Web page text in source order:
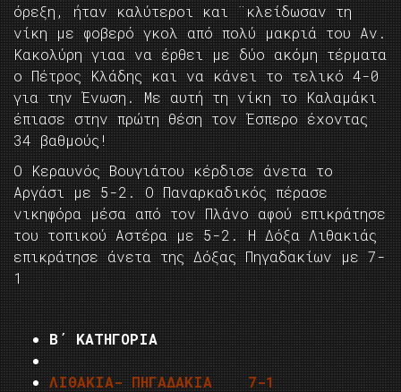
όρεξη, ήταν καλύτεροι και ¨κλείδωσαν τη
νίκη με φοβερό γκολ από πολύ μακριά του Αν.
Κακολύρη γιαα να έρθει με δύο ακόμη τέρματα
ο Πέτρος Κλάδης και να κάνει το τελικό 4-0
για την Ένωση. Με αυτή τη νίκη το Καλαμάκι
έπιασε στην πρώτη θέση τον Έσπερο έχοντας
34 βαθμούς!
Ο Κεραυνός Βουγιάτου κέρδισε άνετα το
Αργάσι με 5-2. Ο Παναρκαδικός πέρασε
νικηφόρα μέσα από τον Πλάνο αφού επικράτησε
του τοπικού Αστέρα με 5-2. Η Δόξα Λιθακιάς
επικράτησε άνετα της Δόξας Πηγαδακίων με 7-
1
Β΄ ΚΑΤΗΓΟΡΙΑ
ΛΙΘΑΚΙΑ- ΠΗΓΑΔΑΚΙΑ 7-1